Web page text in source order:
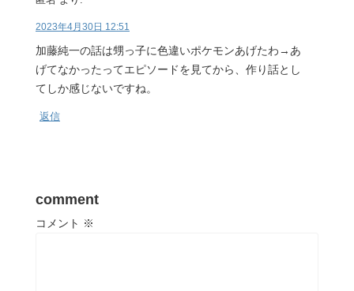
2023年4月30日 12:51
加藤純一の話は甥っ子に色違いポケモンあげたわ→あ
げてなかったってエピソードを見てから、作り話とし
てしか感じないですね。
返信
comment
コメント ※